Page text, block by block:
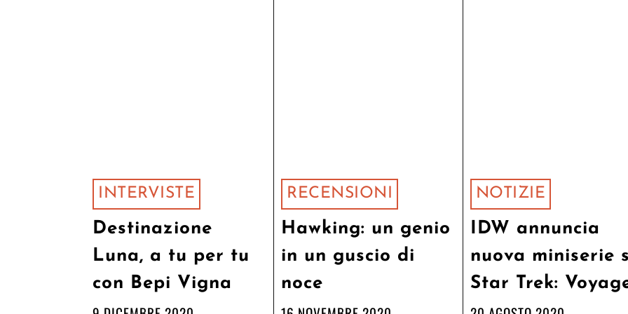
INTERVISTE
Destinazione
Luna, a tu per tu
con Bepi Vigna
RECENSIONI
Hawking: un genio
in un guscio di
noce
NOTIZIE
IDW annuncia
nuova miniserie
Star Trek: